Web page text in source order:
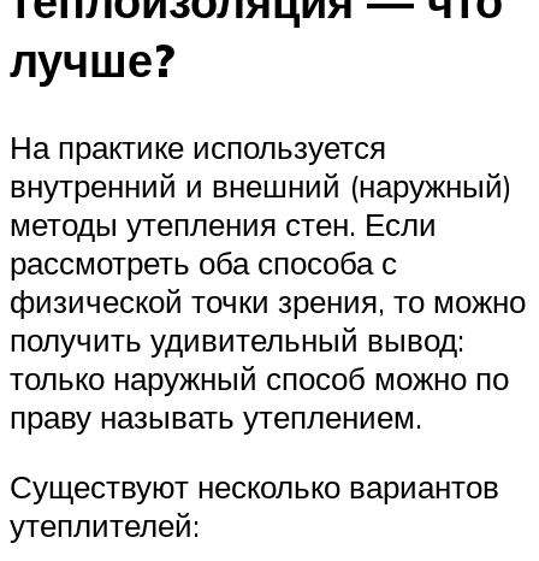
лучше?
На практике используется
внутренний и внешний (наружный)
методы утепления стен. Если
рассмотреть оба способа с
физической точки зрения, то можно
получить удивительный вывод:
только наружный способ можно по
праву называть утеплением.
Существуют несколько вариантов
утеплителей: